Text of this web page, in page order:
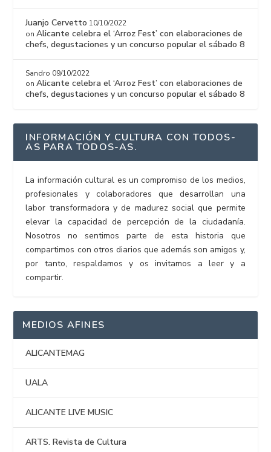
Juanjo Cervetto 10/10/2022
onAlicante celebra el ‘Arroz Fest’ con elaboraciones de
chefs, degustaciones y un concurso popular el sábado 8
Sandro 09/10/2022
onAlicante celebra el ‘Arroz Fest’ con elaboraciones de
chefs, degustaciones y un concurso popular el sábado 8
INFORMACIÓN Y CULTURA CON TODOS-
AS PARA TODOS-AS.
La información cultural es un compromiso de los medios,
profesionales y colaboradores que desarrollan una
labor transformadora y de madurez social que permite
elevar la capacidad de percepción de la ciudadanía.
Nosotros no sentimos parte de esta historia que
compartimos con otros diarios que además son amigos y,
por tanto, respaldamos y os invitamos a leer y a
compartir.
MEDIOS AFINES
ALICANTEMAG
UALA
ALICANTE LIVE MUSIC
ARTS. Revista de Cultura